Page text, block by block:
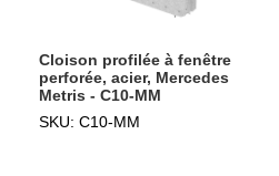
Cloison profilée à fenêtre
perforée, acier, Mercedes
Metris - C10-MM
SKU: C10-MM